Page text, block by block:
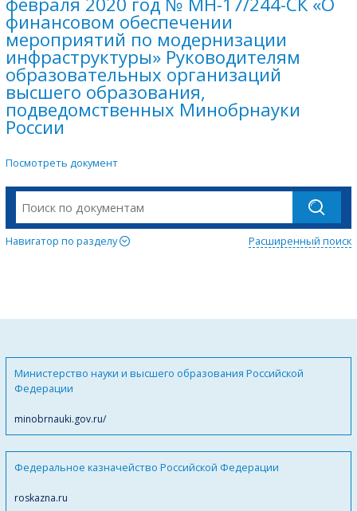
финансовом обеспечении
мероприятий по модернизации
инфраструктуры» Руководителям
образовательных организаций
высшего образования,
подведомственных Минобрнауки
России
Посмотреть документ
Навигатор по разделу Расширенный поиск
Министерство науки и высшего образования Российской
Федерации
minobrnauki.gov.ru/
Федеральное казначейство Российской Федерации
roskazna.ru